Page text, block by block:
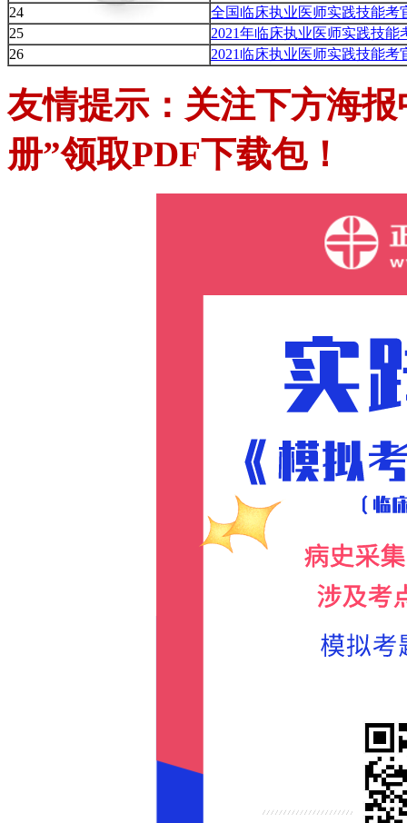
24
全国临床执业医师实践技能
25
2021年临床执业医师实践技
26
2021临床执业医师实践技能
友情提示：关注下方海
册”领取PDF下载包！